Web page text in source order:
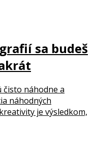
sa budeš
náhodne a
náhodných
je výsledkom,